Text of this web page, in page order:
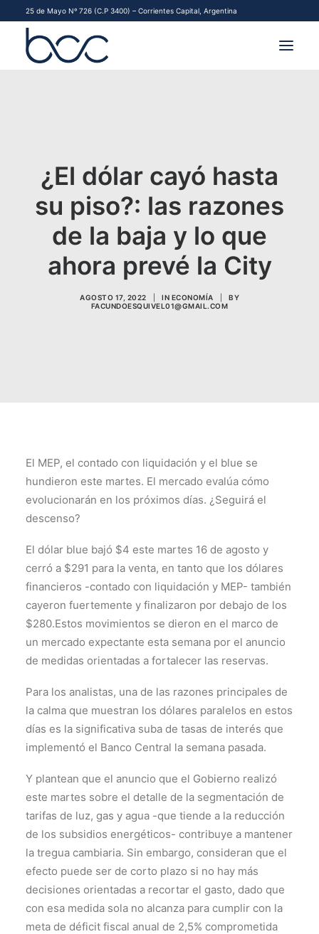
25 de Mayo Nº 726 (C.P 3400) – Corrientes Capital, Argentina
CONTACTO
COMENZAR A OPERAR
¿El dólar cayó hasta
su piso?: las razones
de la baja y lo que
ahora prevé la City
AGOSTO 17, 2022 IN ECONOMÍA
BY
FACUNDOESQUIVEL01@GMAIL.COM
El MEP, el contado con liquidación y el blue se
hundieron este martes. El mercado evalúa cómo
evolucionarán en los próximos días. ¿Seguirá el
descenso?
El dólar blue bajó $4 este martes 16 de agosto y
cerró a $291 para la venta, en tanto que los dólares
financieros -contado con liquidación y MEP- también
cayeron fuertemente y finalizaron por debajo de los
$280.Estos movimientos se dieron en el marco de
un mercado expectante esta semana por el anuncio
de medidas orientadas a fortalecer las reservas.
Para los analistas, una de las razones principales de
la calma que muestran los dólares paralelos en estos
días es la significativa suba de tasas de interés que
implementó el Banco Central la semana pasada.
Y plantean que el anuncio que el Gobierno realizó
este martes sobre el detalle de la segmentación de
tarifas de luz, gas y agua -que tiende a la reducción
de los subsidios energéticos- contribuye a mantener
la tregua cambiaria. Sin embargo, consideran que el
efecto puede ser de corto plazo si no hay más
decisiones orientadas a recortar el gasto, dado que
con esa medida sola no alcanza para cumplir con la
meta de déficit fiscal anual de 2,5% comprometida